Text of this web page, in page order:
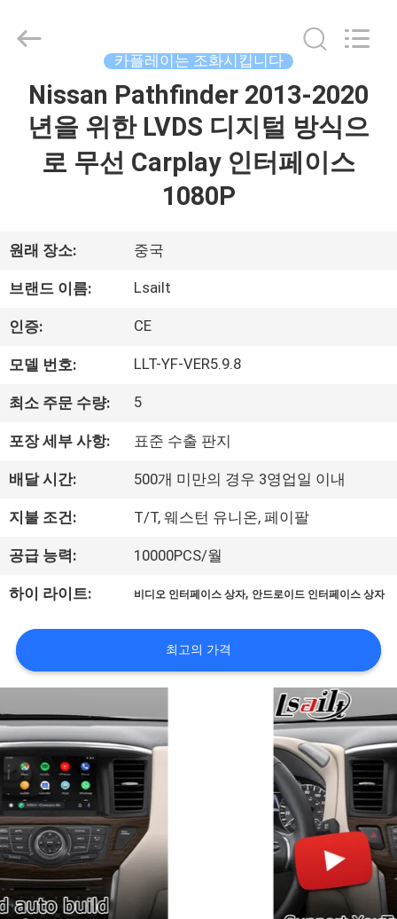
동
영
상
우
대
하
여
공
장
행
품
질
관
리
2015
Automobile
Electron
Co.,Ltd.
카플레이는 조화시킵니다
Nissan Pathfinder 2013-2020
년을 위한 LVDS 디지털 방식으
로 무선 Carplay 인터페이스
1080P
원래 장소: 중국
브랜드 이름: Lsailt
인증: CE
모델 번호: LLT-YF-VER5.9.8
최소 주문 수량: 5
포장 세부 사항: 표준 수출 판지
배달 시간: 500개 미만의 경우 3영업일 이내
지불 조건: T/T, 웨스턴 유니온, 페이팔
공급 능력: 10000PCS/월
하이 라이트: 비디오 인터페이스 상자, 안드로이드 인터페이스 상자
최고의 가격